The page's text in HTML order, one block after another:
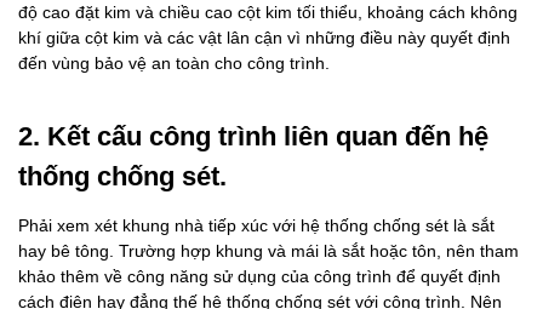
độ cao đặt kim và chiều cao cột kim tối thiểu, khoảng cách không
khí giữa cột kim và các vật lân cận vì những điều này quyết định
đến vùng bảo vệ an toàn cho công trình.
2. Kết cấu công trình liên quan đến hệ
thống chống sét.
Phải xem xét khung nhà tiếp xúc với hệ thống chống sét là sắt
hay bê tông. Trường hợp khung và mái là sắt hoặc tôn, nên tham
khảo thêm về công năng sử dụng của công trình để quyết định
cách điện hay đẳng thế hệ thống chống sét với công trình. Nên